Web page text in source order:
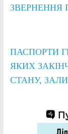
ЗВЕРНЕННЯ
ПАСПОРТИ
ЯКИХ
СТАНУ,